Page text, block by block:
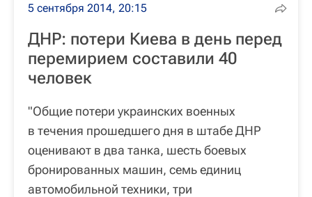
5 сентября 2014, 20:15
ДНР: потери Киева в день перед
перемирием составили 40
человек
"Общие потери украинских военных
в течения прошедшего дня в штабе ДНР
оценивают в два танка, шесть боевых
бронированных машин, семь единиц
автомобильной техники, три